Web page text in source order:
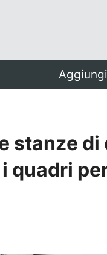
stanze di
quadri